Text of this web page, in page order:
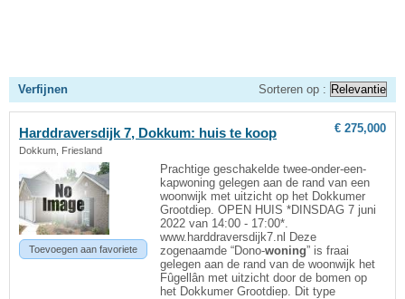
Verfijnen Sorteren op :
Harddraversdijk 7, Dokkum: huis te koop
Dokkum, Friesland
€ 275,000
Toevoegen aan favoriete
Prachtige geschakelde twee-onder-een-
kapwoning gelegen aan de rand van een
woonwijk met uitzicht op het Dokkumer
Grootdiep. OPEN HUIS *DINSDAG 7 juni
2022 van 14:00 - 17:00*.
www.harddraversdijk7.nl Deze
zogenaamde “Dono-woning” is fraai
gelegen aan de rand van de woonwijk het
Fûgellân met uitzicht door de bomen op
het Dokkumer Grootdiep. Dit type